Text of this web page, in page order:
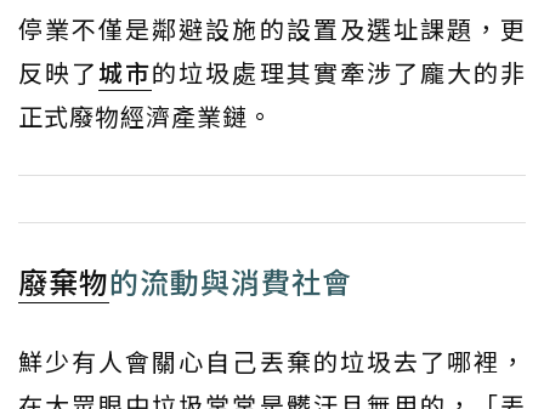
停業不僅是鄰避設施的設置及選址課題，更
反映了城市的垃圾處理其實牽涉了龐大的非
正式廢物經濟產業鏈。
廢棄物的流動與消費社會
鮮少有人會關心自己丟棄的垃圾去了哪裡，